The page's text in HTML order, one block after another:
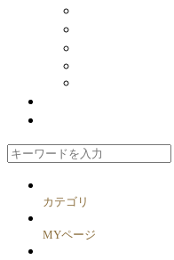
カテゴリ
MYページ